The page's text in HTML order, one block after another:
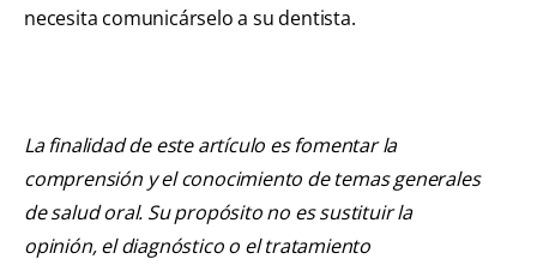
necesita comunicárselo a su dentista.
La finalidad de este artículo es fomentar la
comprensión y el conocimiento de temas generales
de salud oral. Su propósito no es sustituir la
opinión, el diagnóstico o el tratamiento